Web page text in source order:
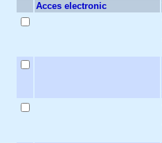
Acces electronic